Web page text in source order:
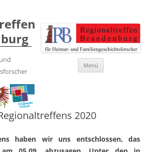
Menü
2020
haben wir uns entschlossen, das